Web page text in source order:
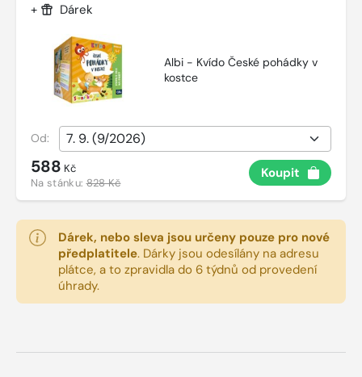
+ Dárek
Albi - Kvído České pohádky v
kostce
Od:
588 Kč
Na stánku:828 Kč
Koupit
Dárek, nebo sleva jsou určeny pouze pro nové
předplatitele. Dárky jsou odesílány na adresu
plátce, a to zpravidla do 6 týdnů od provedení
úhrady.